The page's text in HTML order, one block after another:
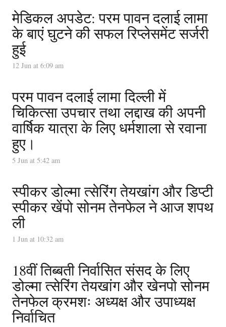
मेडिकल अपडेट: परम पावन दलाई लामा
के बाएं घुटने की सफल रिप्लेसमेंट सर्जरी
हुई
12 Jun at 6:09 am
परम पावन दलाई लामा दिल्ली में
चिकित्सा उपचार तथा लद्दाख की अपनी
वार्षिक यात्रा के लिए धर्मशाला से रवाना
हुए।
5 Jun at 5:42 am
स्पीकर डोल्मा त्सेरिंग तेयखांग और डिप्टी
स्पीकर खेंपो सोनम तेनफेल ने आज शपथ
ली
1 Jun at 10:32 am
18वीं तिब्बती निर्वासित संसद के लिए
डोल्मा त्सेरिंग तेयखांग और खेनपो सोनम
तेनफेल क्रमशः अध्यक्ष और उपाध्यक्ष
निर्वाचित